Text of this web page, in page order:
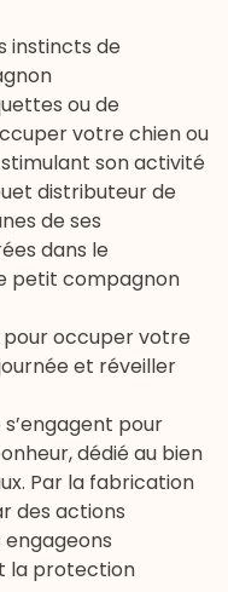
instincts de
ou de
votre chien ou
son activité
distributeur de
de ses
dans le
petit compagnon
occuper votre
et réveiller
s’engagent pour
dédié au bien
Par la fabrication
des actions
engageons
la protection